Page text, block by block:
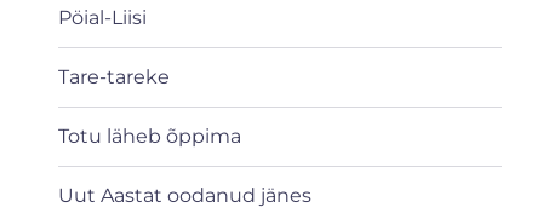
Pöial-Liisi
Tare-tareke
Totu läheb õppima
Uut Aastat oodanud jänes